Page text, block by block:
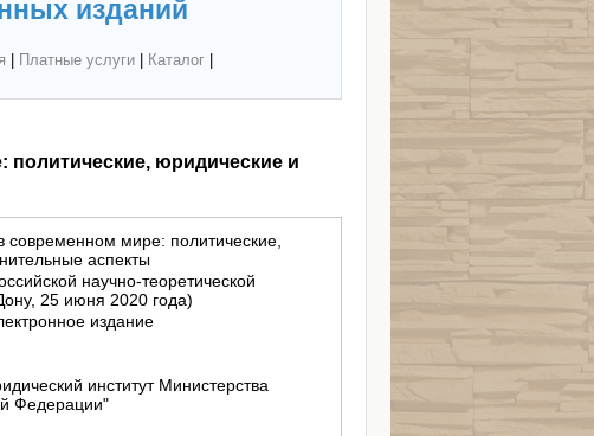
изданий
Платные услуги| Каталог|
юридические и
мире: политические,
аспекты
научно-теоретической
25 июня 2020 года)
издание
институт Министерства
Федерации"